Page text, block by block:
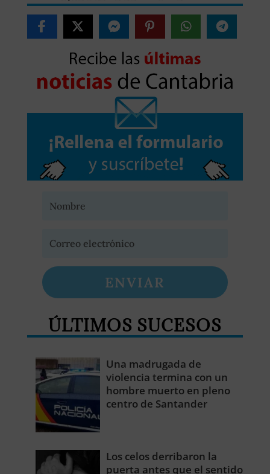
ENVIAR
ÚLTIMOS SUCESOS
Una madrugada de
violencia termina con un
hombre muerto en pleno
centro de Santander
Los celos derribaron la
puerta antes que el sentido